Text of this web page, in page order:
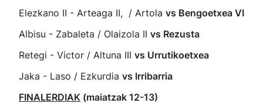
Elezkano II - Arteaga II, / Artola vs Bengoetxea VI
Albisu - Zabaleta / Olaizola II vs Rezusta
Retegi - Victor / Altuna III vs Urrutikoetxea
Jaka - Laso / Ezkurdia vs Irribarria
FINALERDIAK (maiatzak 12-13)